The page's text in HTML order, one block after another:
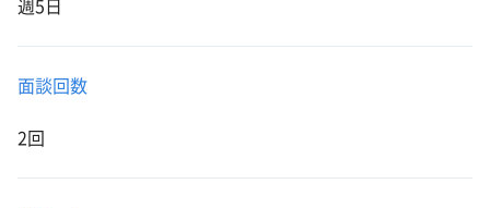
週5日
面談回数
2回